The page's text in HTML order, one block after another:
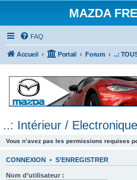
MAZDA
FAQ
Accueil Portail Forum
..: Intérieur /
Vous n’avez pas les permissions requises
CONNEXION • S’ENREGISTRER
Nom d’utilisateur :